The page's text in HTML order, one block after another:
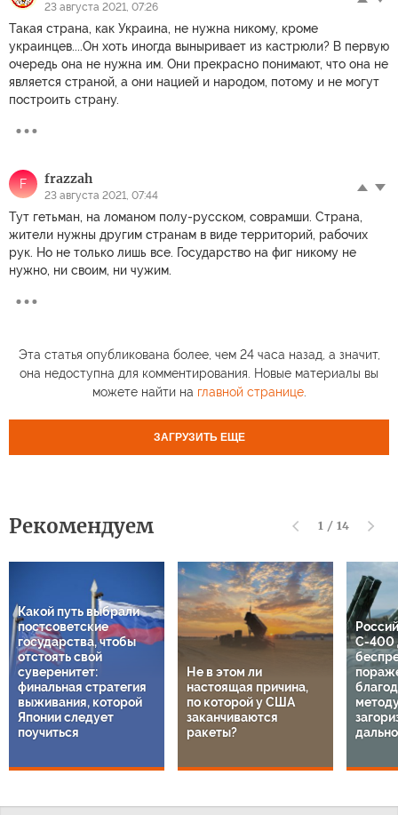
23 августа 2021, 07:26
Такая страна, как Украина, не нужна никому, кроме
украинцев....Он хоть иногда выныривает из кастрюли? В первую
очередь она не нужна им. Они прекрасно понимают, что она не
является страной, а они нацией и народом, потому и не могут
построить страну.
F frazzah
23 августа 2021, 07:44
Тут гетьман, на ломаном полу-русском, соврамши. Страна,
жители нужны другим странам в виде территорий, рабочих
рук. Но не только лишь все. Государство на фиг никому не
нужно, ни своим, ни чужим.
Эта статья опубликована более, чем 24 часа назад, а значит,
она недоступна для комментирования. Новые материалы вы
можете найти на главной странице.
ЗАГРУЗИТЬ ЕЩЕ
Рекомендуем 1 / 14
Какой путь выбрали
постсоветские
государства, чтобы
отстоять свой
суверенитет:
финальная стратегия
выживания, которой
Японии следует
поучиться
Не в этом ли
настоящая причина,
по которой у США
заканчиваются
ракеты?
С-400